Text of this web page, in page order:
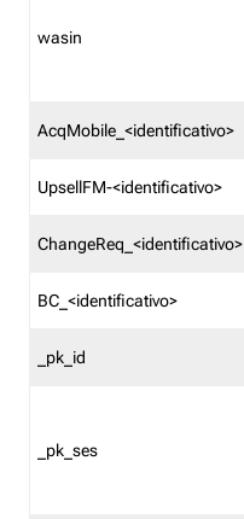
wasin
AcqMobile_<identificativo>
UpsellFM-<identificativo>
ChangeReq_<identificativo>
BC_<identificativo>
_pk_id
_pk_ses